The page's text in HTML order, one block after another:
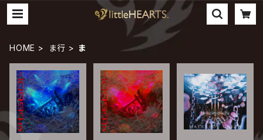
HOME ま行 ま